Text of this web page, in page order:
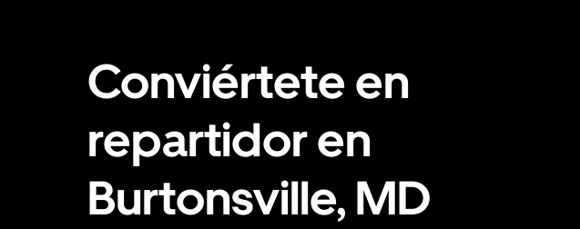
Conviértete en
repartidor en
Burtonsville, MD